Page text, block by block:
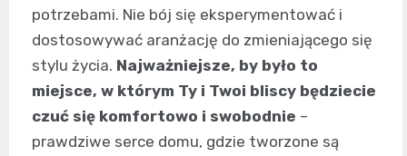
potrzebami. Nie bój się eksperymentować i
dostosowywać aranżację do zmieniającego się
stylu życia. Najważniejsze, by było to
miejsce, w którym Ty i Twoi bliscy będziecie
czuć się komfortowo i swobodnie –
prawdziwe serce domu, gdzie tworzone są